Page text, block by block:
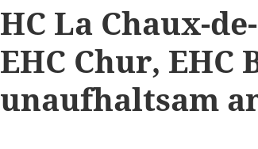
HC La Chaux-
EHC Chur, EHC
unaufhaltsam